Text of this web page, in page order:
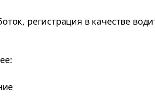
регистрация в качестве